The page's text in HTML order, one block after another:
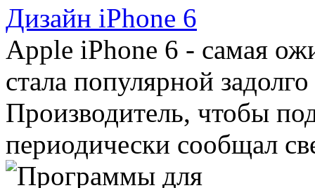
Дизайн iPhone 6
Apple iPhone 6 - самая
стала популярной
Производитель, чтобы
периодически сообщал